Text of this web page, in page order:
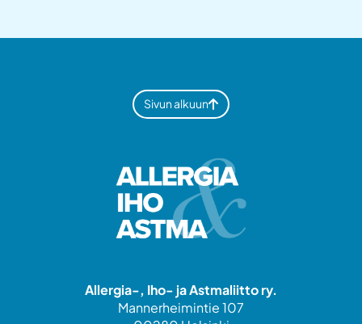
Sivun alkuun
Allergia-, Iho- ja Astmaliitto ry.
Mannerheimintie 107